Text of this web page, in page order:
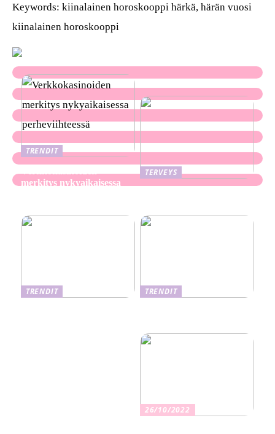
Keywords: kiinalainen horoskooppi härkä, härän vuosi
kiinalainen horoskooppi
TRENDIT
merkitys nykyaikaisessa
TERVEYS
TRENDIT
TRENDIT
26/10/2022